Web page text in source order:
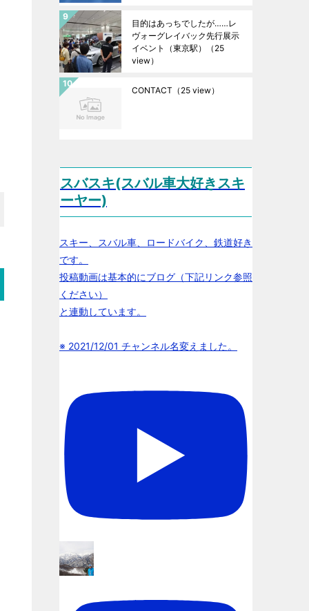
目的はあっちでしたが……レ
ヴォーグレイバック先行展示
イベント（東京駅）
（25
view）
CONTACT （25 view）
スバスキ(スバル車大好きスキ
ーヤー)
スキー、スバル車、ロードバイク、鉄道好き
です。
投稿動画は基本的にブログ（下記リンク参照
ください）
と連動しています。
※ 2021/12/01 チャンネル名変えました。